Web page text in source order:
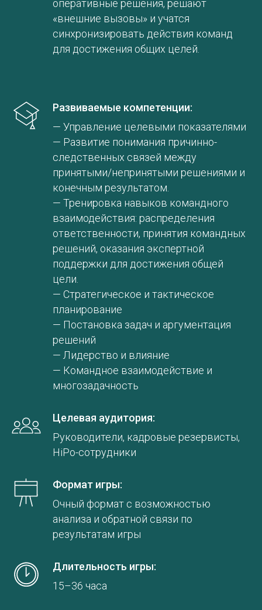
оперативные решения, решают
«внешние вызовы» и учатся
синхронизировать действия команд
для достижения общих целей.
Развиваемые компетенции:
— Управление целевыми показателями
— Развитие понимания причинно-
следственных связей между
принятыми/непринятыми решениями и
конечным результатом.
— Тренировка навыков командного
взаимодействия: распределения
ответственности, принятия командных
решений, оказания экспертной
поддержки для достижения общей
цели.
— Стратегическое и тактическое
планирование
— Постановка задач и аргументация
решений
— Лидерство и влияние
— Командное взаимодействие и
многозадачность
Целевая аудитория:
Руководители, кадровые резервисты,
HiPo-сотрудники
Формат игры:
Очный формат с возможностью
анализа и обратной связи по
результатам игры
Длительность игры:
15–36 часа